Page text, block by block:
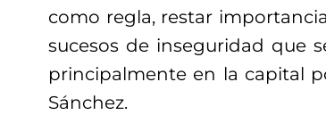
como regla, restar
sucesos de inseguridad que
principalmente en la capital
Sánchez.